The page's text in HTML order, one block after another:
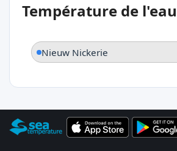
Température de
Nieuw Nickerie